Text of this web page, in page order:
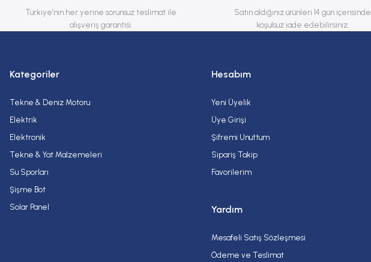
Ürün fiyatı diğer sitelerden daha pahalı.
Bu ürüne benzer farklı alternatifler olmalı.
Türkiye’nin her yerine sorunsuz teslimat ile
alışveriş garantisi.
Satın aldığınız ürünleri 14 gün içerisinde
koşulsuz iade edebilirsiniz.
Kategoriler
Tekne & Deniz Motoru
Elektrik
Elektronik
Tekne & Yat Malzemeleri
Su Sporları
Şişme Bot
Solar Panel
Hesabım
Yeni Üyelik
Üye Girişi
Şifremi Unuttum
Sipariş Takip
Favorilerim
Yardım
Mesafeli Satış Sözleşmesi
Ödeme ve Teslimat